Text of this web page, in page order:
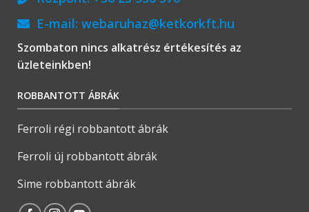
E-mail: webaruhaz@ketkorkft.hu
Szombaton nincs alkatrész értékesítés az
üzleteinkben!
ROBBANTOTT ÁBRÁK
Ferroli régi robbantott ábrák
Ferroli új robbantott ábrák
Sime robbantott ábrák